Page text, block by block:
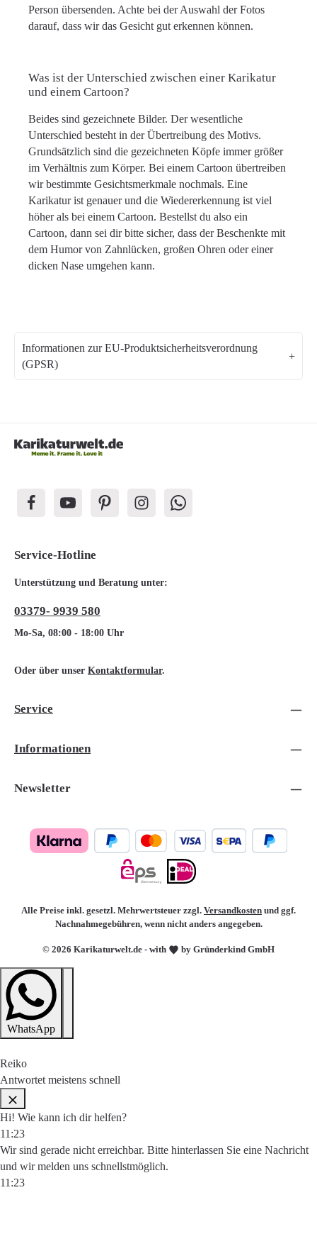
Person übersenden. Achte bei der Auswahl der Fotos
darauf, dass wir das Gesicht gut erkennen können.
Was ist der Unterschied zwischen einer Karikatur
und einem Cartoon?
Beides sind gezeichnete Bilder. Der wesentliche
Unterschied besteht in der Übertreibung des Motivs.
Grundsätzlich sind die gezeichneten Köpfe immer größer
im Verhältnis zum Körper. Bei einem Cartoon übertreiben
wir bestimmte Gesichtsmerkmale nochmals. Eine
Karikatur ist genauer und die Wiedererkennung ist viel
höher als bei einem Cartoon. Bestellst du also ein
Cartoon, dann sei dir bitte sicher, dass der Beschenkte mit
dem Humor von Zahnlücken, großen Ohren oder einer
dicken Nase umgehen kann.
Informationen zur EU-Produktsicherheitsverordnung
(GPSR)
Service-Hotline
Unterstützung und Beratung unter:
03379- 9939 580
Mo-Sa, 08:00 - 18:00 Uhr
Oder über unser Kontaktformular.
Service
Informationen
Newsletter
© 2026 Karikaturwelt.de - with by Gründerkind GmbH
Alle Preise inkl. gesetzl. Mehrwertsteuer zzgl. Versandkosten und ggf.
Nachnahmegebühren, wenn nicht anders angegeben.
WhatsApp
Reiko